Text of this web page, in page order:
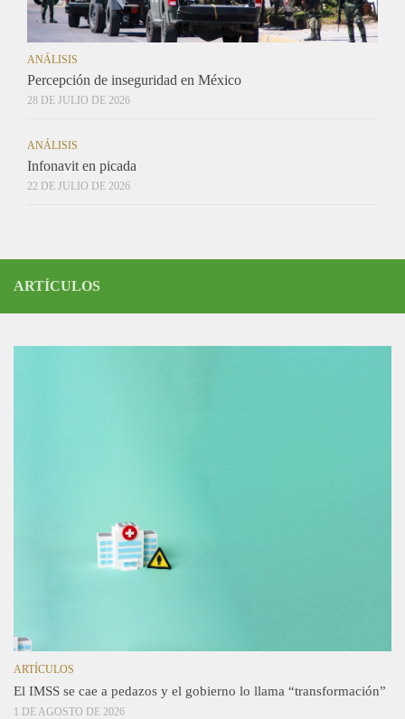
ANÁLISIS
Percepción de inseguridad en México
28 DE JULIO DE 2026
ANÁLISIS
Infonavit en picada
22 DE JULIO DE 2026
ARTÍCULOS
ARTÍCULOS
El IMSS se cae a pedazos y el gobierno lo llama “transformación”
1 DE AGOSTO DE 2026